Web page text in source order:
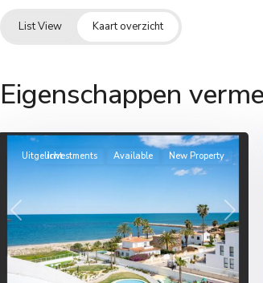
List View Kaart overzicht
Eigenschappen
El
Previous Next
UitgelichtInvestments Available New Property